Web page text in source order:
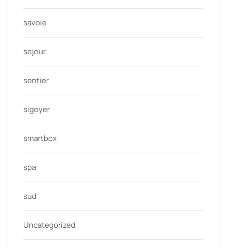
savoie
sejour
sentier
sigoyer
smartbox
spa
sud
Uncategorized